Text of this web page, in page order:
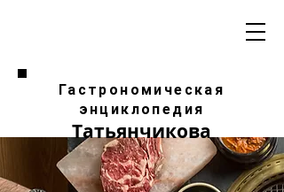
Гастрономическая
энциклопедия
Татьянчикова